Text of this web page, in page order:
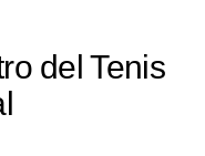
del Tenis